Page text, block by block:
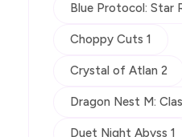
Blue Protocol: Star
Choppy Cuts 1
Crystal of Atlan 2
Dragon Nest M:
Duet Night Abyss 1